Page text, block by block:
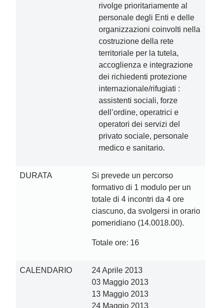
rivolge prioritariamente al
personale degli Enti e delle
organizzazioni coinvolti nella
costruzione della rete
territoriale per la tutela,
accoglienza e integrazione
dei richiedenti protezione
internazionale/rifugiati :
assistenti sociali, forze
dell’ordine, operatrici e
operatori dei servizi del
privato sociale, personale
medico e sanitario.
DURATA
Si prevede un percorso
formativo di 1 modulo per un
totale di 4 incontri da 4 ore
ciascuno, da svolgersi in orario
pomeridiano (14.00­18.00).
Totale ore: 16
CALENDARIO
24 Aprile 2013
03 Maggio 2013
13 Maggio 2013
24 Maggio 2013